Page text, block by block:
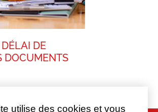
DE
DOCUMENTS
utilise des cookies et vous